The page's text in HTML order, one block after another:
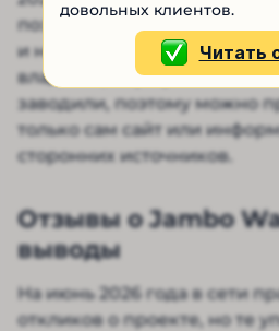
поэтому уровень доверия к
и назвать ее надежной
владельцы профилей и
заводили, поэтому можно
только сам сайт или
сторонних источников.
Отзывы о Jambo
выводы
На июнь 2026 года в сети
откликов о проекте, но те
довольных клиентов.
Читать